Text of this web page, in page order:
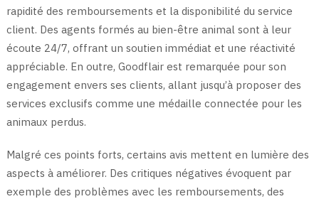
rapidité des remboursements et la disponibilité du service
client. Des agents formés au bien-être animal sont à leur
écoute 24/7, offrant un soutien immédiat et une réactivité
appréciable. En outre, Goodflair est remarquée pour son
engagement envers ses clients, allant jusqu’à proposer des
services exclusifs comme une médaille connectée pour les
animaux perdus.
Malgré ces points forts, certains avis mettent en lumière des
aspects à améliorer. Des critiques négatives évoquent par
exemple des problèmes avec les remboursements, des